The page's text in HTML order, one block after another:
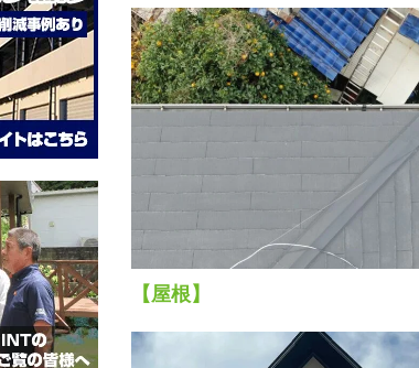
【屋根】